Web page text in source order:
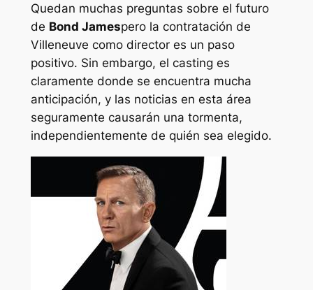
Quedan muchas preguntas sobre el futuro
de Bond Jamespero la contratación de
Villeneuve como director es un paso
positivo. Sin embargo, el casting es
claramente donde se encuentra mucha
anticipación, y las noticias en esta área
seguramente causarán una tormenta,
independientemente de quién sea elegido.